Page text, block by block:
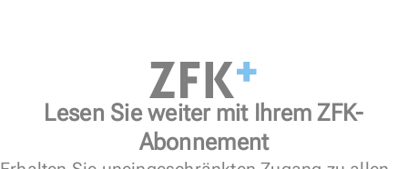
Lesen Sie weiter mit Ihrem ZFK-
Abonnement